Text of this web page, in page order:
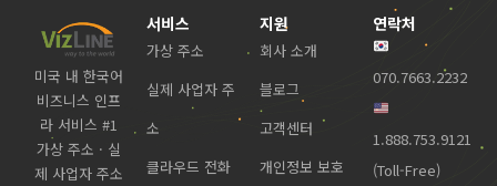
미국 내 한국어
비즈니스 인프
라 서비스 #1
가상 주소 · 실
제 사업자 주소
서비스
가상 주소
실제 사업자 주
소
클라우드 전화
지원
회사 소개
블로그
고객센터
개인정보 보호
연락처
070.7663.2232
1.888.753.9121
(Toll-Free)